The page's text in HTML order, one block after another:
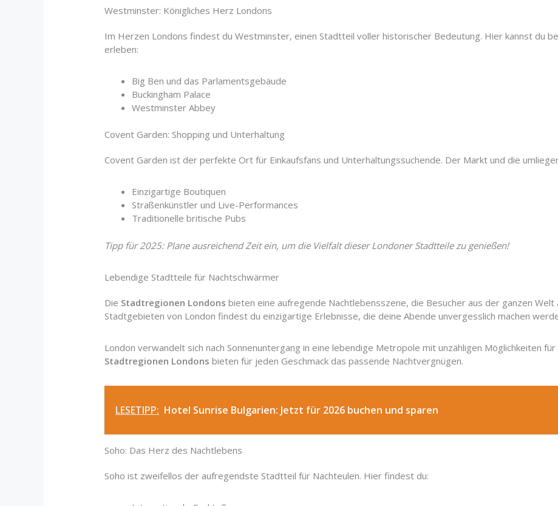
Westminster: Königliches Herz Londons
Im Herzen Londons findest du Westminster, einen Stadtteil voller historischer Bedeutung. Hier kannst du
erleben:
Big Ben und das Parlamentsgebäude
Buckingham Palace
Westminster Abbey
Covent Garden: Shopping und Unterhaltung
Covent Garden ist der perfekte Ort für Einkaufsfans und Unterhaltungssuchende. Der Markt und die
Einzigartige Boutiquen
Straßenkünstler und Live-Performances
Traditionelle britische Pubs
Tipp für 2025: Plane ausreichend Zeit ein, um die Vielfalt dieser Londoner Stadtteile zu genießen!
Lebendige Stadtteile für Nachtschwärmer
Die Stadtregionen Londons bieten eine aufregende Nachtlebensszene, die Besucher aus der ganzen Welt
Stadtgebieten von London findest du einzigartige Erlebnisse, die deine Abende unvergesslich machen
London verwandelt sich nach Sonnenuntergang in eine lebendige Metropole mit unzähligen Möglichkeiten
Stadtregionen Londons bieten für jeden Geschmack das passende Nachtvergnügen.
LESETIPP: Hotel Sunrise Bulgarien: Jetzt für 2026 buchen und sparen
Soho: Das Herz des Nachtlebens
Soho ist zweifellos der aufregendste Stadtteil für Nachteulen. Hier findest du: